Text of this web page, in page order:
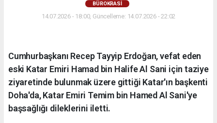
BÜROKRASİ
14.07.2026 - 18:00, Güncelleme: 14.07.2026 - 22:02
Cumhurbaşkanı Recep Tayyip Erdoğan, vefat eden
eski Katar Emiri Hamad bin Halife Al Sani için taziye
ziyaretinde bulunmak üzere gittiği Katar'ın başkenti
Doha'da, Katar Emiri Temim bin Hamed Al Sani'ye
başsağlığı dileklerini iletti.